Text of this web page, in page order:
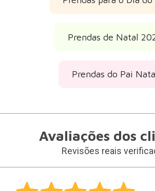
Prendas de Natal
Prendas do Pai
Avaliações dos
Revisões reais